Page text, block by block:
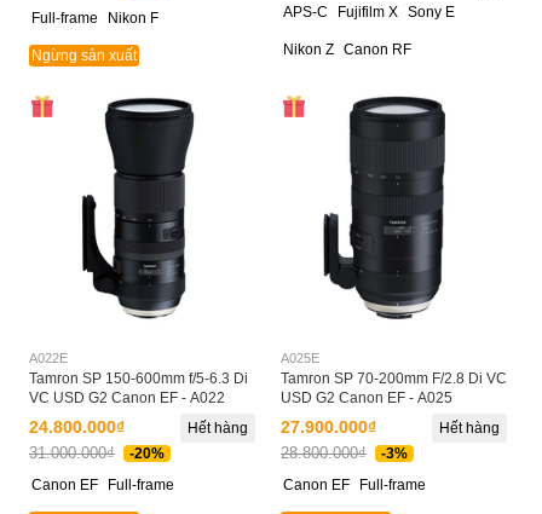
Full-frame Nikon F
Ngừng sản xuất
APS-C Fujifilm X Sony E
Nikon Z Canon RF
A022E
Tamron SP 150-600mm f/5-6.3 Di
VC USD G2 Canon EF - A022
24.800.000₫
31.000.000₫ -20%
Hết hàng
Canon EF Full-frame
A025E
Tamron SP 70-200mm F/2.8 Di VC
USD G2 Canon EF - A025
27.900.000₫
28.800.000₫ -3%
Hết hàng
Canon EF Full-frame